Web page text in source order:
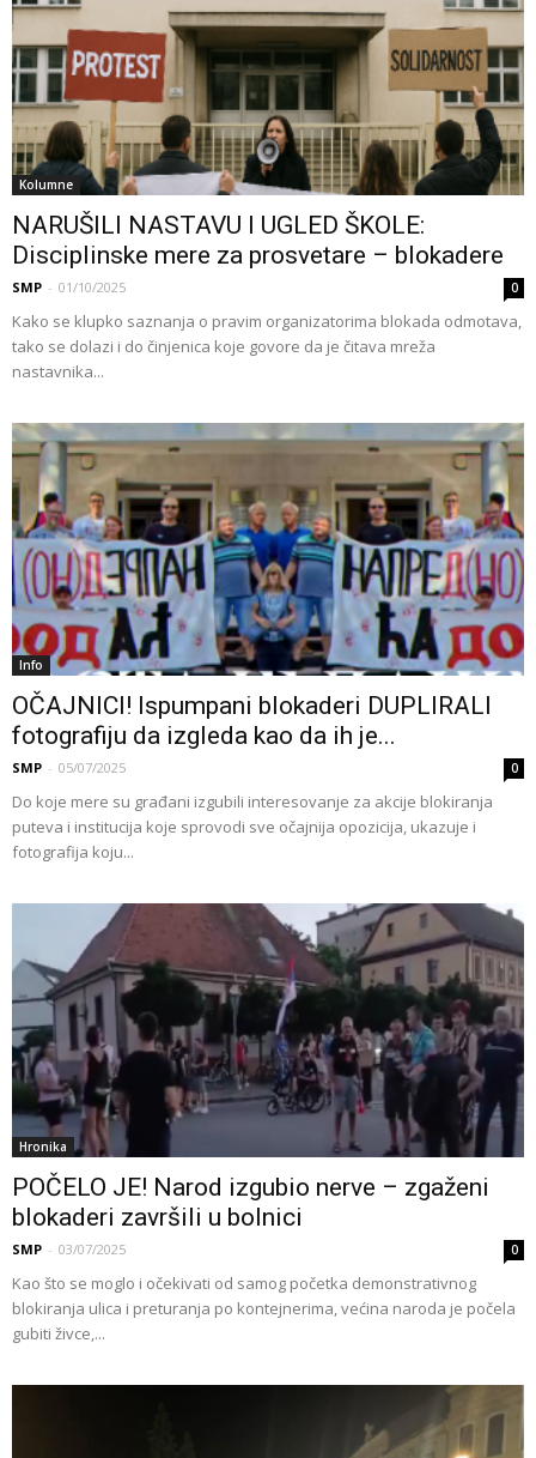
Kolumne
NARUŠILI NASTAVU I UGLED ŠKOLE:
Disciplinske mere za prosvetare – blokadere
SMP - 01/10/2025 0
Kako se klupko saznanja o pravim organizatorima blokada odmotava,
tako se dolazi i do činjenica koje govore da je čitava mreža
nastavnika...
Info
OČAJNICI! Ispumpani blokaderi DUPLIRALI
fotografiju da izgleda kao da ih je...
SMP - 05/07/2025 0
Do koje mere su građani izgubili interesovanje za akcije blokiranja
puteva i institucija koje sprovodi sve očajnija opozicija, ukazuje i
fotografija koju...
Hronika
POČELO JE! Narod izgubio nerve – zgaženi
blokaderi završili u bolnici
SMP - 03/07/2025 0
Kao što se moglo i očekivati od samog početka demonstrativnog
blokiranja ulica i preturanja po kontejnerima, većina naroda je počela
gubiti živce,...